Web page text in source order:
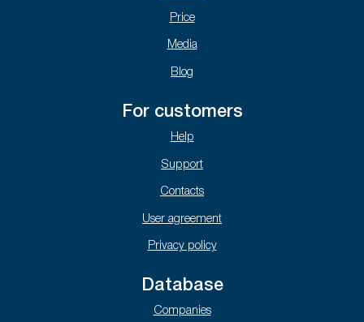
Price
Media
Blog
For customers
Help
Support
Contacts
User agreement
Privacy policy
Database
Companies